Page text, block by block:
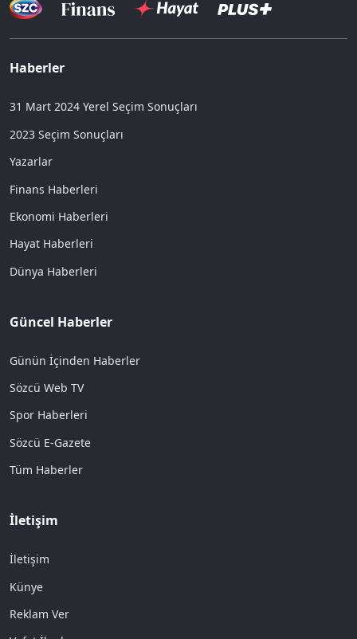
Haberler
31 Mart 2024 Yerel Seçim Sonuçları
2023 Seçim Sonuçları
Yazarlar
Finans Haberleri
Ekonomi Haberleri
Hayat Haberleri
Dünya Haberleri
Güncel Haberler
Günün İçinden Haberler
Sözcü Web TV
Spor Haberleri
Sözcü E-Gazete
Tüm Haberler
İletişim
İletişim
Künye
Reklam Ver